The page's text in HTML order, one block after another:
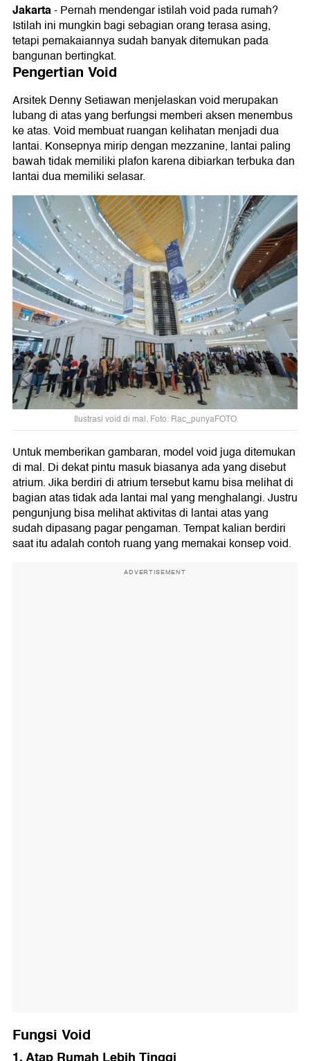
Fungsi Void
1. Atap Rumah Lebih Tinggi
2. Memberikan Kesan Lebih Banyak Lantai di
Rumah
Kekurangan Pembuatan Void
Tips Sebelum Membuat Void
Jakarta-Pernah mendengar istilah void pada rumah?
Istilah ini mungkin bagi sebagian orang terasa asing,
tetapi pemakaiannya sudah banyak ditemukan pada
bangunan bertingkat.
Pengertian Void
Arsitek Denny Setiawan menjelaskan void merupakan
lubang di atas yang berfungsi memberi aksen menembus
ke atas. Void membuat ruangan kelihatan menjadi dua
lantai. Konsepnya mirip dengan mezzanine, lantai paling
bawah tidak memiliki plafon karena dibiarkan terbuka dan
lantai dua memiliki selasar.
Ilustrasi void di mal. Foto: Rac_punyaFOTO
Untuk memberikan gambaran, model void juga ditemukan
di mal. Di dekat pintu masuk biasanya ada yang disebut
atrium. Jika berdiri di atrium tersebut kamu bisa melihat di
bagian atas tidak ada lantai mal yang menghalangi. Justru
pengunjung bisa melihat aktivitas di lantai atas yang
sudah dipasang pagar pengaman. Tempat kalian berdiri
saat itu adalah contoh ruang yang memakai konsep void.
ADVERTISEMENT
Fungsi Void